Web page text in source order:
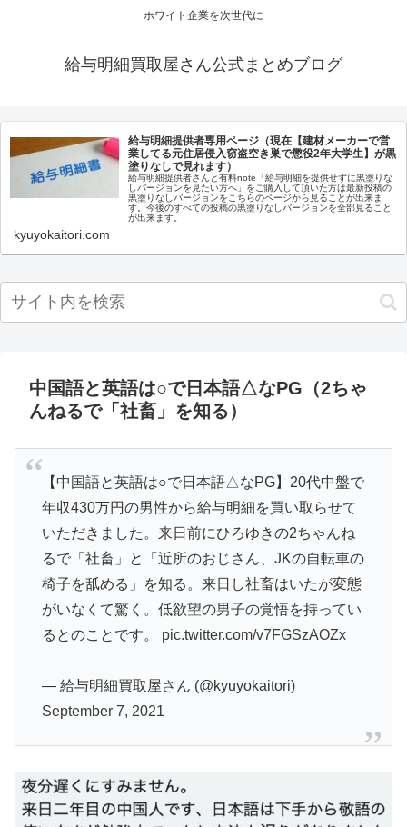
ホワイト企業を次世代に
給与明細買取屋さん公式まとめブログ
給与明細提供者専用ページ（現在【建材メーカーで営
業してる元住居侵入窃盗空き巣で懲役2年大学生】が黒
塗りなしで見れます）
給与明細提供者さんと有料note「給与明細を提供せずに黒塗りな
しバージョンを見たい方へ」をご購入して頂いた方は最新投稿の
黒塗りなしバージョンをこちらのページから見ることが出来ま
す。今後のすべての投稿の黒塗りなしバージョンを全部見ること
が出来ます。
kyuyokaitori.com
中国語と英語は○で日本語△なPG（2ちゃ
んねるで「社畜」を知る）
【中国語と英語は○で日本語△なPG】20代中盤で
年収430万円の男性から給与明細を買い取らせて
いただきました。来日前にひろゆきの2ちゃんね
るで「社畜」と「近所のおじさん、JKの自転車の
椅子を舐める」を知る。来日し社畜はいたが変態
がいなくて驚く。低欲望の男子の覚悟を持ってい
るとのことです。 pic.twitter.com/v7FGSzAOZx
— 給与明細買取屋さん (@kyuyokaitori)
September 7, 2021